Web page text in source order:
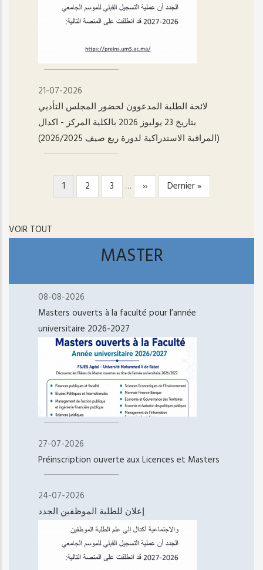
21-07-2026
لائحة الطلبة المدعوون لحضور المجلس التأديي
بتاريخ 23 يوليوز 2026 بالكلية المركز - اکدال
(المراقبة الاستدراكية لدورة ربع صيف 2026/2025)
PAGINATIONPage
courante
1 Page
2 Page
3 …
Page
suivante
››
Dernière
page
Dernier »
VOIR TOUT
MASTER
08-08-2026
Masters ouverts à la faculté pour l’année
universitaire 2026-2027
27-07-2026
Préinscription ouverte aux Licences et Masters
24-07-2026
إعلان للطلبة الموظفين الجدد